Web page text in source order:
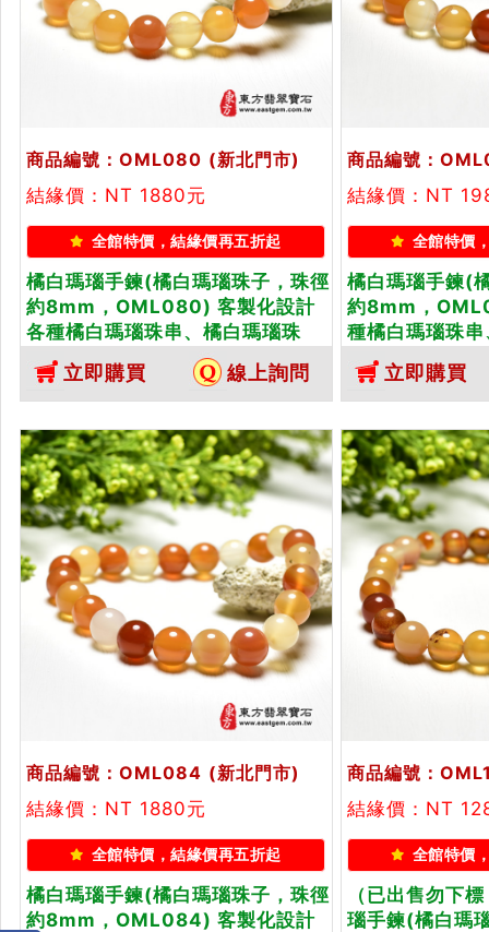
商品編號：OML080 (新北門市)
結緣價：NT 1880元
全館特價，結緣價再五折起
橘白瑪瑙手鍊(橘白瑪瑙珠子，珠徑
約8mm，OML080) 客製化設計
各種橘白瑪瑙珠串、橘白瑪瑙珠
子、橘白瑪瑙手鍊、橘白瑪瑙手
珠。★附東方翡翠寶石保證卡
立即購買 線上詢問
商品編號：
結緣價：NT
全館特價
橘白瑪瑙手鍊(
約8mm，
種橘白瑪瑙珠
橘白瑪瑙手鍊
附東方翡翠寶
立即購買
商品編號：OML084 (新北門市)
結緣價：NT 1880元
全館特價，結緣價再五折起
橘白瑪瑙手鍊(橘白瑪瑙珠子，珠徑
約8mm，OML084) 客製化設計
商品編號：
結緣價：NT
全館特價
（已出售勿下
瑙手鍊(橘白瑪